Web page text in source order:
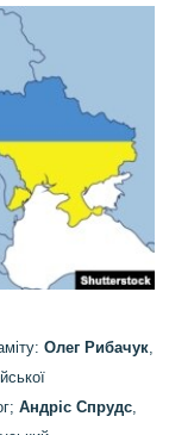
Олег Рибачук,
Андріс Спрудс,